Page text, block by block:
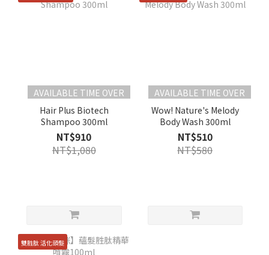
AVAILABLE TIME OVER
Hair Plus Biotech
Shampoo 300ml
NT$910
NT$1,080
AVAILABLE TIME OVER
Wow! Nature's Melody
Body Wash 300ml
NT$510
NT$580
雙胜肽 活化頭髮